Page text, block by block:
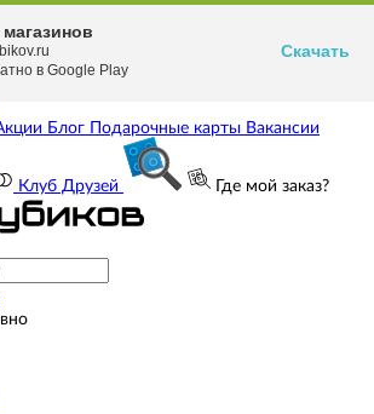
Блог Подарочные карты Вакансии
Клуб Друзей Где мой заказ?
в Google Play
Скачать